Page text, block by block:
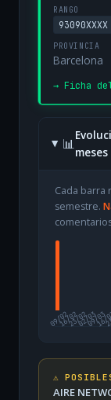
RANGO
93090XXXX
PROVINCIA
Barcelona
→ Ficha
📊meses
Cada barra
semestre.
09/02
16/0223/0202/0309/03
16/
⚠️
AIRE